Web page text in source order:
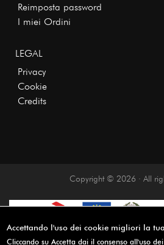
Reimposta password
I miei Ordini
LEGAL
Privacy
Cookie
Credits
Copyright © 2026 · All
Accettando l'uso dei cookie migliori la
Cliccando su Accetta dai il consenso all'uso